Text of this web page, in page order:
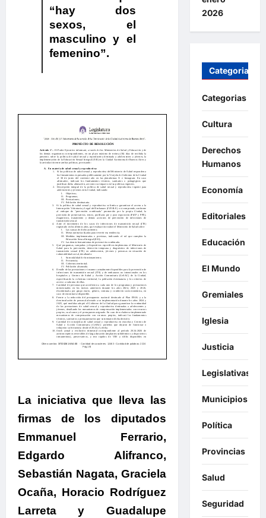
“hay dos
sexos, el
masculino y el
femenino”.
La iniciativa que lleva las
firmas de los diputados
Emmanuel Ferrario,
Edgardo Alifranco,
Sebastián Nagata, Graciela
Ocaña, Horacio Rodríguez
Larreta y Guadalupe
2026
Categorias
Categorias
Cultura
Derechos
Humanos
Economía
Editoriales
Educación
El Mundo
Gremiales
Iglesia
Justicia
Legislativas
Municipios
Política
Provincias
Salud
Seguridad